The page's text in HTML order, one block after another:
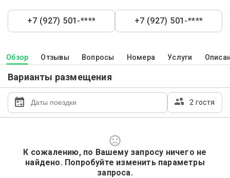
+7 (927) 501-**** +7 (927) 501-****
Обзор Отзывы Вопросы Номера Услуги
Варианты размещения
2 гостя
К сожалению, по Вашему запросу ничего не
найдено. Попробуйте изменить параметры
запроса.